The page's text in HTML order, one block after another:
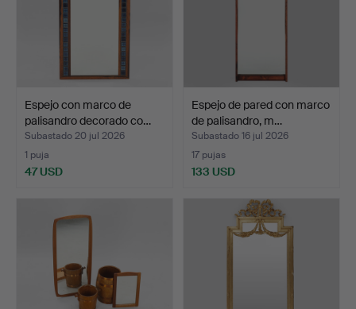
Espejo con marco de
palisandro decorado co…
Subastado 20 jul 2026
1 puja
47 USD
Espejo de pared con marco
de palisandro, m…
Subastado 16 jul 2026
17 pujas
133 USD